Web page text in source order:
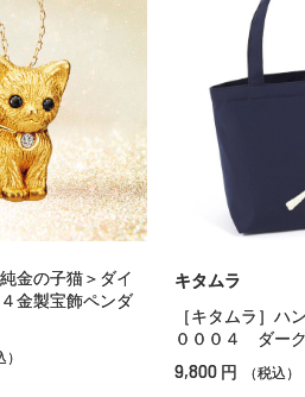
金の子猫＞ダイ
金製宝飾ペンダ
）
キタムラ
［キタムラ］ハ
０００４ ダー
9,800 円 （税込）